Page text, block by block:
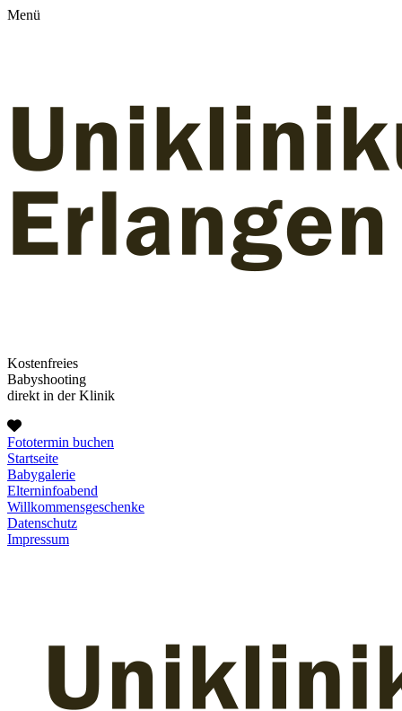
Menü
Kostenfreies
Babyshooting
direkt in der Klinik
Fototermin buchen
Startseite
Babygalerie
Elterninfoabend
Willkommensgeschenke
Datenschutz
Impressum